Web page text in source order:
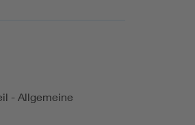
- Allgemeine